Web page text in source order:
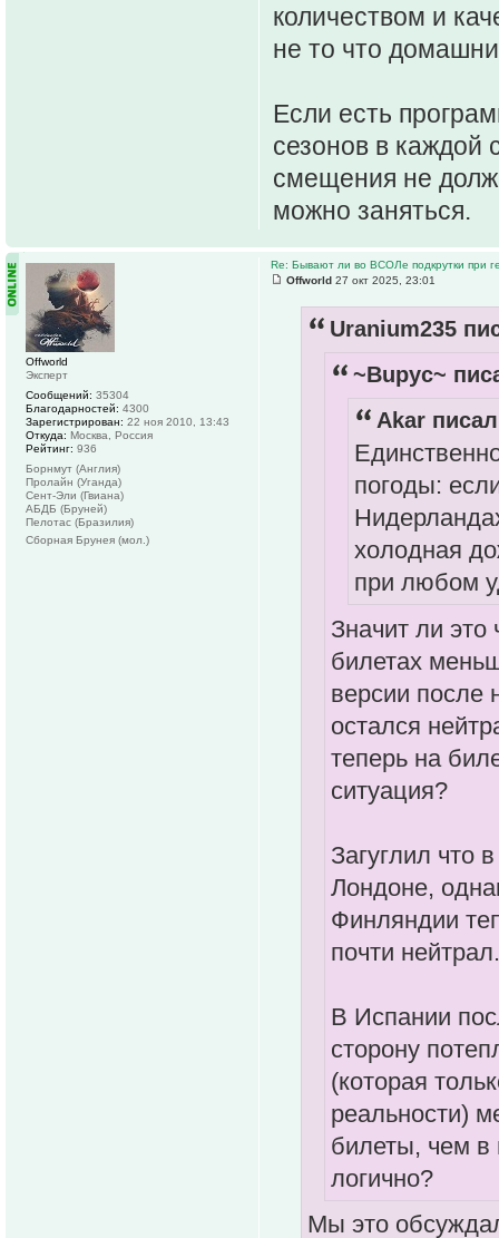
количеством и
не то что
Если есть
сезонов в каждой
смещения не
можно заняться.
Re: Бывают ли во ВСОЛе подкрутки при
Offworld 27 окт 2025, 23:01
Uranium235
~Bupyc~
Akar
погоды:
холодная
при любом
Значит ли
билетах
версии после
остался
теперь на
ситуация?
Загуглил что
Лондоне,
Финляндии
почти
В Испании
сторону
(которая
реальности)
билеты, чем в
логично?
Мы это
Offworld
Эксперт
Сообщений: 35304
Благодарностей: 4300
Зарегистрирован: 22 ноя 2010, 13:43
Откуда: Москва, Россия
Рейтинг: 936
Борнмут (Англия)
Пролайн (Уганда)
Сент-Эли (Гвиана)
АБДБ (Бруней)
Пелотас (Бразилия)
Сборная Брунея (мол.)